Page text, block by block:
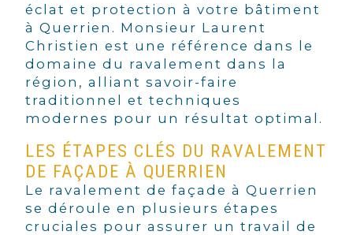
éclat et protection à votre bâtiment
à Querrien. Monsieur Laurent
Christien est une référence dans le
domaine du ravalement dans la
région, alliant savoir-faire
traditionnel et techniques
modernes pour un résultat optimal.
LES ÉTAPES CLÉS DU RAVALEMENT
DE FAÇADE À QUERRIEN
Le ravalement de façade à Querrien
se déroule en plusieurs étapes
cruciales pour assurer un travail de